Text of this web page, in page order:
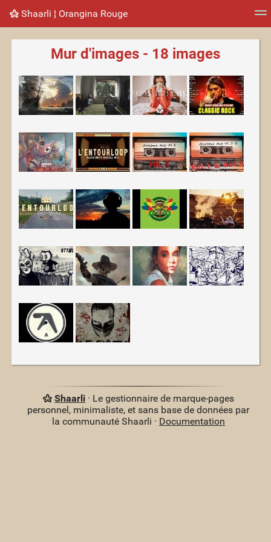
Shaarli ¦ Orangina Rouge
Nuage de tags Mur d'images Quotidien Flux
Mur d'images - 18 images
Shaarli· Le gestionnaire de marque-pages
personnel, minimaliste, et sans base de données par
la communauté Shaarli · Documentation